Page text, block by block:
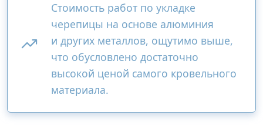
Стоимость работ по укладке
черепицы на основе алюминия
и других металлов, ощутимо выше,
что обусловлено достаточно
высокой ценой самого кровельного
материала.